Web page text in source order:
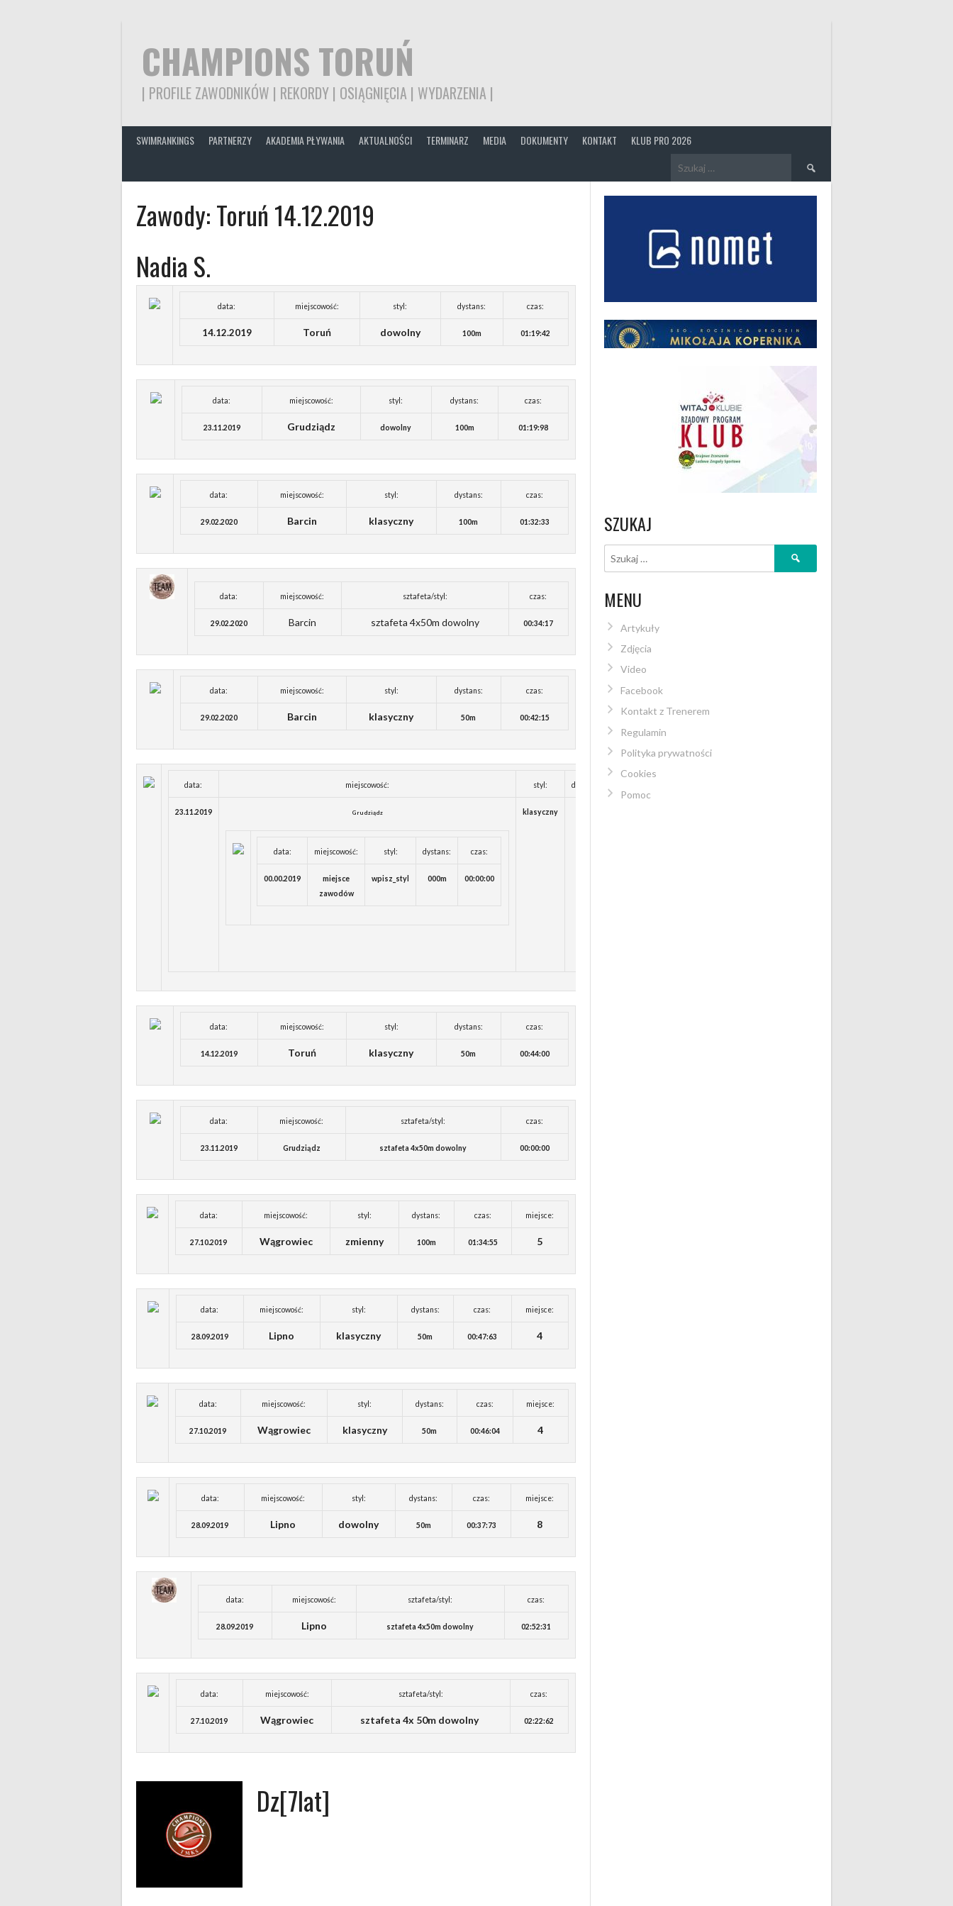
CHAMPIONS TORUŃ
| PROFILE ZAWODNIKÓW | REKORDY | OSIĄGNIĘCIA | WYDARZENIA |
SWIMRANKINGS PARTNERZY AKADEMIA PŁYWANIA AKTUALNOŚCI TERMINARZ MEDIA DOKUMENTY KONTAKT KLUB PRO 2026
Szukaj:
Zawody:Toruń 14.12.2019
Nadia S.
data: miejscowość: styl: dystans: czas:
14.12.2019 Toruń dowolny 100m 01:19:42
data: miejscowość: styl: dystans: czas:
23.11.2019 Grudziądz dowolny 100m 01:19:98
data: miejscowość: styl: dystans: czas:
29.02.2020 Barcin klasyczny 100m 01:32:33
data: miejscowość: sztafeta/styl: czas:
29.02.2020 Barcin sztafeta 4x50m dowolny 00:34:17
data: miejscowość: styl: dystans: czas:
29.02.2020 Barcin klasyczny 50m 00:42:15
data: miejscowość: styl: dystans:
23.11.2019 Grudziądz
data: miejscowość: styl: dystans: czas:
00.00.2019
miejsce
zawodów
wpisz_styl 000m 00:00:00
klasyczny
data: miejscowość: styl: dystans: czas:
14.12.2019 Toruń klasyczny 50m 00:44:00
data: miejscowość: sztafeta/styl: czas:
23.11.2019 Grudziądz sztafeta 4x50m dowolny 00:00:00
data: miejscowość: styl: dystans: czas: miejsce:
27.10.2019 Wągrowiec zmienny 100m 01:34:55 5
data: miejscowość: styl: dystans: czas: miejsce:
28.09.2019 Lipno klasyczny 50m 00:47:63 4
data: miejscowość: styl: dystans: czas: miejsce:
27.10.2019 Wągrowiec klasyczny 50m 00:46:04 4
data: miejscowość: styl: dystans: czas: miejsce:
28.09.2019 Lipno dowolny 50m 00:37:73 8
data: miejscowość: sztafeta/styl: czas:
28.09.2019 Lipno sztafeta 4x50m dowolny 02:52:31
data: miejscowość: sztafeta/styl: czas:
27.10.2019 Wągrowiec sztafeta 4x 50m dowolny 02:22:62
Dz[7lat]
SZUKAJ
Szukaj:
MENU
Artykuły
Zdjęcia
Video
Facebook
Kontakt z Trenerem
Regulamin
Polityka prywatności
Cookies
Pomoc